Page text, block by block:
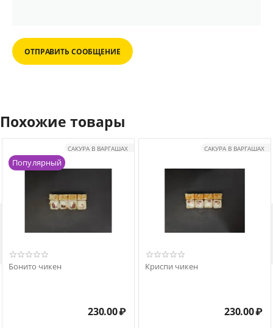
ОТПРАВИТЬ СООБЩЕНИЕ
Похожие товары
САКУРА В ВАРГАШАХ
Популярный
Бонито чикен
230.00₽
САКУРА В ВАРГАШАХ
Криспи чикен
230.00₽